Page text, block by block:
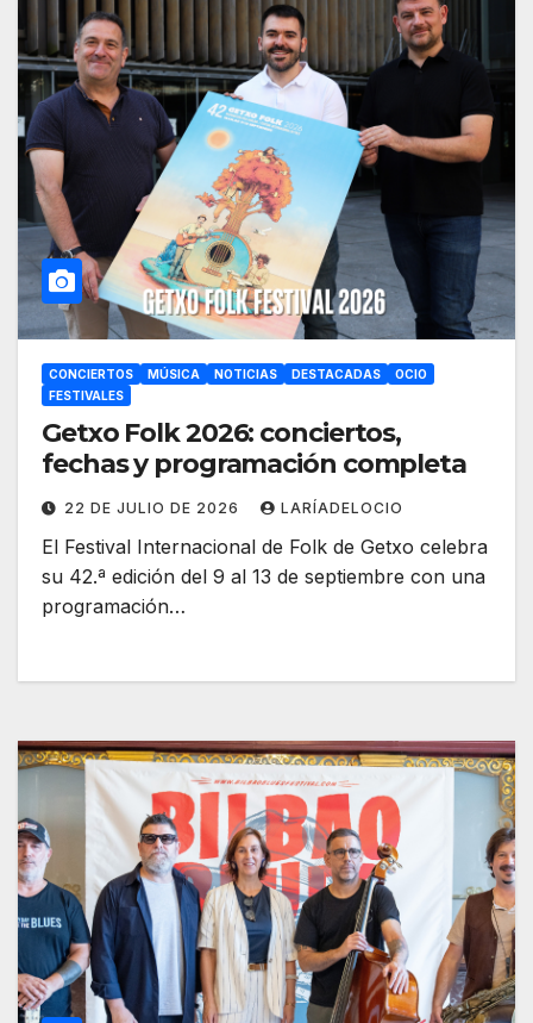
CONCIERTOS MÚSICA NOTICIAS DESTACADAS
OCIO
FESTIVALES
Getxo Folk 2026: conciertos,
fechas y programación completa
22 DE JULIO DE 2026 LARÍADELOCIO
El Festival Internacional de Folk de Getxo celebra
su 42.ª edición del 9 al 13 de septiembre con una
programación…